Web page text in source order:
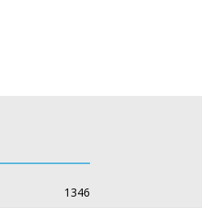
1346